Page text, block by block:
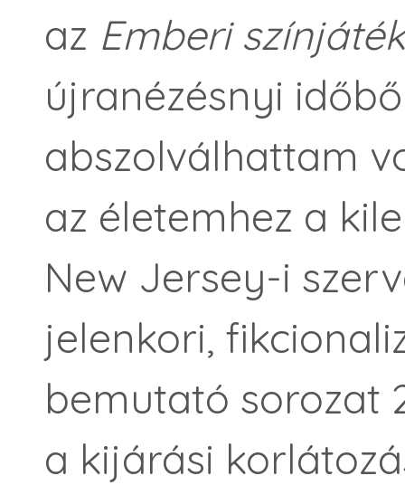
az Emberi színjáték
újranézésnyi
abszolválhattam
az életemhez a
New Jersey-i
jelenkori,
bemutató sorozat
a kijárási